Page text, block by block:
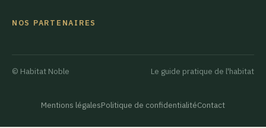
NOS PARTENAIRES
© Habitat Noble Le guide pratique de l'habitat
Mentions légalesPolitique de confidentialitéContact